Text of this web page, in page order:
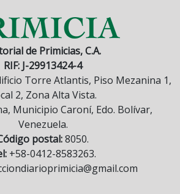
de Primicias, C.A.
RIF: J-29913424-4
Torre Atlantis, Piso Mezanina 1,
2, Zona Alta Vista.
Municipio Caroní, Edo. Bolívar,
Venezuela.
postal:8050.
+58-0412-8583263.